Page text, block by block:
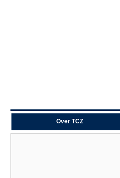
Over TCZ